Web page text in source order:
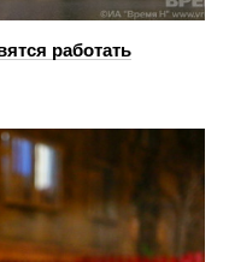
работать